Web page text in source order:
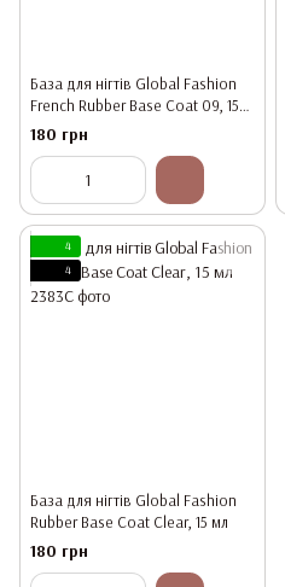
База для нігтів Global Fashion
French Rubber Base Coat 09, 15
мл
180 грн
4
4
База для нігтів Global Fashion
Rubber Base Coat Clear, 15 мл
180 грн